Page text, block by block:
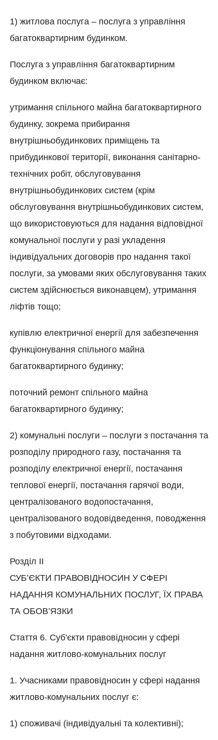
1) житлова послуга – послуга з управління
багатоквартирним будинком.
Послуга з управління багатоквартирним
будинком включає:
утримання спільного майна багатоквартирного
будинку, зокрема прибирання
внутрішньобудинкових приміщень та
прибудинкової території, виконання санітарно-
технічних робіт, обслуговування
внутрішньобудинкових систем (крім
обслуговування внутрішньобудинкових систем,
що використовуються для надання відповідної
комунальної послуги у разі укладення
індивідуальних договорів про надання такої
послуги, за умовами яких обслуговування таких
систем здійснюється виконавцем), утримання
ліфтів тощо;
купівлю електричної енергії для забезпечення
функціонування спільного майна
багатоквартирного будинку;
поточний ремонт спільного майна
багатоквартирного будинку;
2) комунальні послуги – послуги з постачання та
розподілу природного газу, постачання та
розподілу електричної енергії, постачання
теплової енергії, постачання гарячої води,
централізованого водопостачання,
централізованого водовідведення, поводження
з побутовими відходами.
Розділ II
СУБ’ЄКТИ ПРАВОВІДНОСИН У СФЕРІ
НАДАННЯ КОМУНАЛЬНИХ ПОСЛУГ, ЇХ ПРАВА
ТА ОБОВ’ЯЗКИ
Стаття 6. Суб’єкти правовідносин у сфері
надання житлово-комунальних послуг
1. Учасниками правовідносин у сфері надання
житлово-комунальних послуг є:
1) споживачі (індивідуальні та колективні);